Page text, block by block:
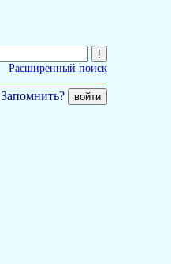
Расширенный поиск
Запомнить?